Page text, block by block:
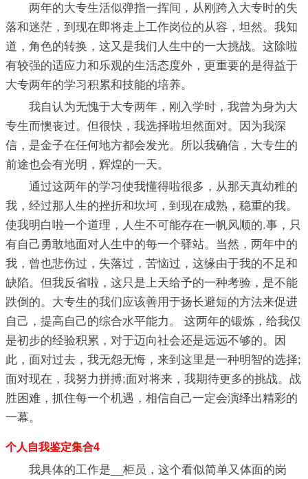
两年的大专生活似弹指一挥间，从刚跨入大专时的失
落和迷茫，到现在即将走上工作岗位的从容，坦然。我知
道，角色的转换，这又是我们人生中的一大挑战。这除啦
有较强的适应力和乐观的生活态度外，更重要的是得益于
大专两年的学习积累和技能的培养。
我自认为无愧于大专两年，刚入学时，我曾为身为大
专生而懊丧过。但很快，我选择啦坦然面对。因为我深
信，是金子在任何地方都会发光。所以我确信，大专生的
前途也会有光明，辉煌的一天。
通过这两年的学习使我懂得啦很多，从那天真幼稚的
我，经过那人生的挫折和坎坷，到现在成熟，稳重的我。
使我明白啦一个道理，人生不可能存在一帆风顺的.事，只
有自己勇敢地面对人生中的每一个驿站。当然，两年中的
我，曾也悲伤过，失落过，苦恼过，这缘由于我的不足和
缺陷。但我反省啦，这只是上天给予的一种考验，是不能
跌倒的。大专生的我们应该善用于扬长避短的方法来促进
自己，提高自己的综合水平能力。 这两年的锻炼，给我仅
是初步的经验积累，对于迈向社会还是远远不够的。因
此，面对过去，我无怨无悔，来到这里是一种明智的选择;
面对现在，我努力拼搏;面对将来，我期待更多的挑战。战
胜困难，抓住每一个机遇，相信自己一定会演绎出精彩的
一幕。
个人自我鉴定集合4
我具体的工作是__柜员，这个看似简单又体面的岗